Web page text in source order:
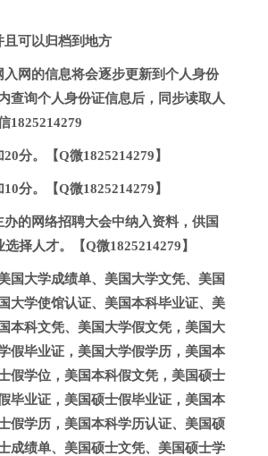
可以归档到地方
网的信息将会逐步更新到个人身份
查询个人身份证信息后，同步读取人
1825214279
分。【Q微1825214279】
分。【Q微1825214279】
的网络招聘大会中纳入资料，供国
择人才。【Q微1825214279】
国大学成绩单、美国大学文凭、美国
大学使馆认证、美国本科毕业证、美
本科文凭、美国大学假文凭，美国大
假毕业证，美国大学假学历，美国本
假学位，美国本科假文凭，美国硕士
毕业证，美国硕士假毕业证，美国本
假学历，美国本科学历认证、美国硕
成绩单、美国硕士文凭、美国硕士学